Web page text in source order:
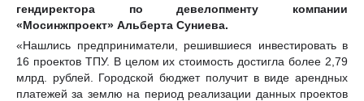
гендиректора по девелопменту компании
«Мосинжпроект» Альберта Суниева.
«Нашлись предприниматели, решившиеся инвестировать в
16 проектов ТПУ. В целом их стоимость достигла более 2,79
млрд. рублей. Городской бюджет получит в виде арендных
платежей за землю на период реализации данных проектов